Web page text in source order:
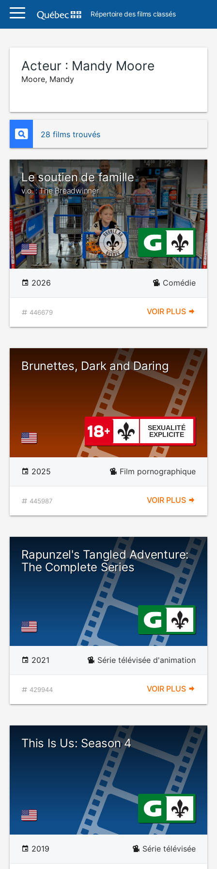
Répertoire des films classés
Acteur : Mandy Moore
Moore, Mandy
28 films trouvés
Le soutien de famille
v.o. : The Breadwinner
2026 Comédie
446679 VOIR PLUS
Brunettes, Dark and Daring
SEXUALITÉ
EXPLICITE
2025 Film pornographique
445987 VOIR PLUS
Rapunzel's Tangled Adventure:
The Complete Series
2021 Série télévisée d'animation
429944 VOIR PLUS
This Is Us: Season 4
2019 Série télévisée